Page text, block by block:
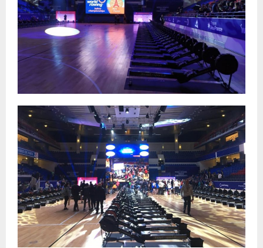
Видео
Пресса о нас
- Пресса о ФГСР в 2015
- Пресса о ФГСР в 2016
Grand Moscow Regatta (GMR)